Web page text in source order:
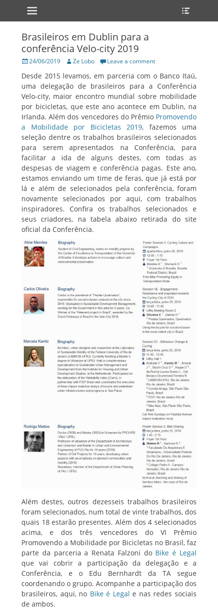
Primary Menu
Skip
Brasileiros em Dublin para a
conferência Velo-city 2019
Posted
24/06/2019 Author
Ze Lobo Leave a comment
Desde 2015 levamos, em parceria com o Banco Itaú,
uma delegação de brasileiros para a Conferência
Velo-city, maior encontro mundial sobre mobilidade
por bicicletas, que este ano acontece em Dublin, na
Irlanda. Além dos vencedores do Prêmio Promovendo
a Mobilidade por Bicicletas 2019, fazemos uma
seleção dentre os trabalhos brasileiros selecionados
para serem apresentados na Conferência, para
facilitar a ida de alguns destes, com todas as
despesas de viagem e conferência pagas. Este ano,
estamos enviando um time de feras, que já está por
lá e além de selecionados pela conferência, foram
novamente selecionados por aqui, com trabalhos
inspiradores. Confira os trabalhos selecionados e
seus criadores, na tabela abaixo retirada do site
oficial da Conferência.
Além destes, outros dezesseis trabalhos brasileiros
foram selecionados, num total de vinte trabalhos, dos
quais 18 estarão presentes. Além dos 4 selecionados
acima, e dos três vencedores do VI Prêmio
Promovendo a Mobilidade por Bicicletas no Brasil, faz
parte da parceria a Renata Falzoni do Bike é Legal
que vai cobrir a participação da delegação e a
Conferência, e o Edu Bernhardt da TA segue
coordenando o grupo. Acompanhe a participação dos
brasileiros, aqui, no Bike é Legal e nas redes sociais
de ambos.